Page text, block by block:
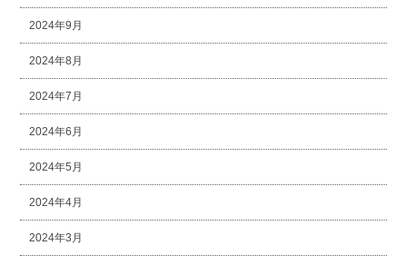
2024年9月
2024年8月
2024年7月
2024年6月
2024年5月
2024年4月
2024年3月